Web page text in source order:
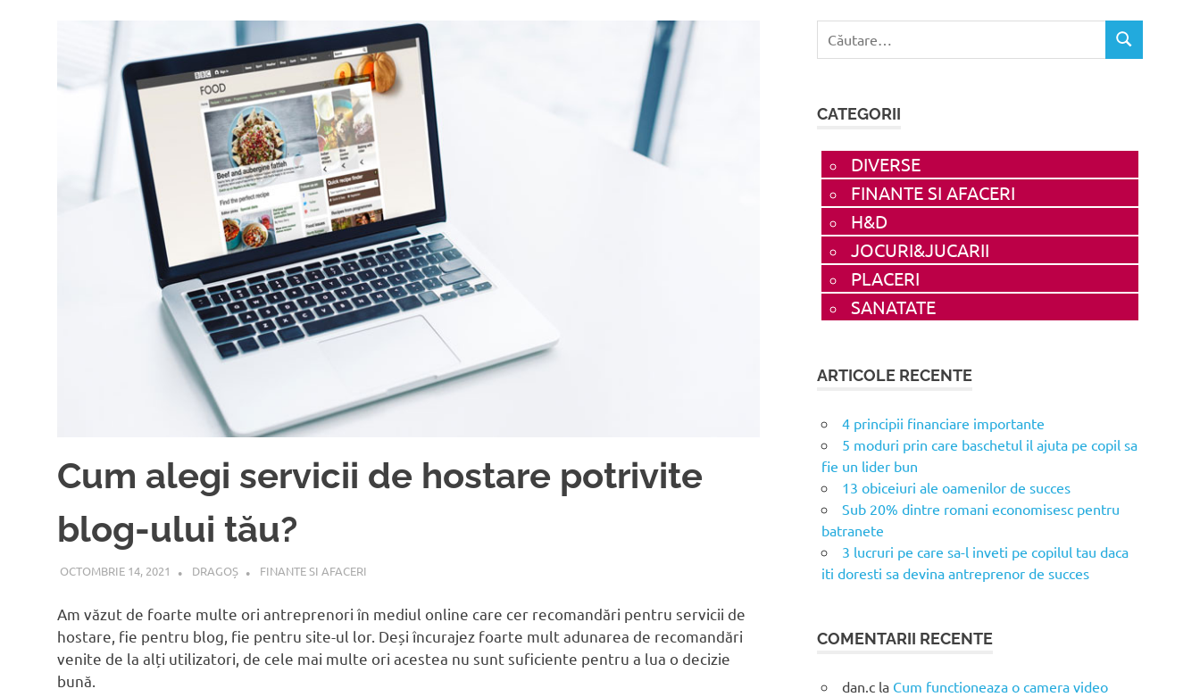
Cum alegi servicii de hostare potrivite
blog-ului tău?
OCTOMBRIE 14, 2021 DRAGOȘ FINANTE SI AFACERI
Am văzut de foarte multe ori antreprenori în mediul online care cer recomandări pentru servicii de
hostare, fie pentru blog, fie pentru site-ul lor. Deși încurajez foarte mult adunarea de recomandări
venite de la alți utilizatori, de cele mai multe ori acestea nu sunt suficiente pentru a lua o decizie
bună.
după:
CĂUTARE
CATEGORII
DIVERSE
FINANTE SI AFACERI
H&D
JOCURI&JUCARII
PLACERI
SANATATE
ARTICOLE RECENTE
4 principii financiare importante
5 moduri prin care baschetul il ajuta pe copil sa
fie un lider bun
13 obiceiuri ale oamenilor de succes
Sub 20% dintre romani economisesc pentru
batranete
3 lucruri pe care sa-l inveti pe copilul tau daca
iti doresti sa devina antreprenor de succes
COMENTARII RECENTE
dan.c la Cum functioneaza o camera video